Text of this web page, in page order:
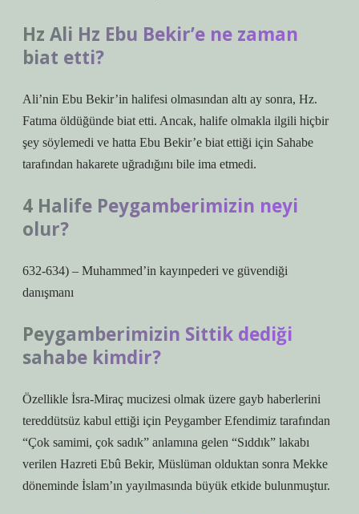
Hz Ali Hz Ebu Bekir’e ne zaman
biat etti?
Ali’nin Ebu Bekir’in halifesi olmasından altı ay sonra, Hz.
Fatıma öldüğünde biat etti. Ancak, halife olmakla ilgili hiçbir
şey söylemedi ve hatta Ebu Bekir’e biat ettiği için Sahabe
tarafından hakarete uğradığını bile ima etmedi.
4 Halife Peygamberimizin neyi
olur?
632-634) – Muhammed’in kayınpederi ve güvendiği
danışmanı
Peygamberimizin Sittik dediği
sahabe kimdir?
Özellikle İsra-Miraç mucizesi olmak üzere gayb haberlerini
tereddütsüz kabul ettiği için Peygamber Efendimiz tarafından
“Çok samimi, çok sadık” anlamına gelen “Sıddık” lakabı
verilen Hazreti Ebû Bekir, Müslüman olduktan sonra Mekke
döneminde İslam’ın yayılmasında büyük etkide bulunmuştur.